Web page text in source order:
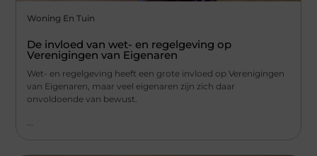
Woning En Tuin
De invloed van wet- en regelgeving op
Verenigingen van Eigenaren
Wet- en regelgeving heeft een grote invloed op Verenigingen
van Eigenaren, maar veel eigenaren zijn zich daar
onvoldoende van bewust.